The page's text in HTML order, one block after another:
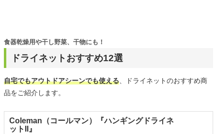
ドライネットおすすめ12選
食器乾燥用や干し野菜、干物にも！
自宅でもアウトドアシーンでも使える、ドライネットのおすすめ商
品をご紹介します。
Coleman（コールマン）『ハンギングドライネ
ットII』